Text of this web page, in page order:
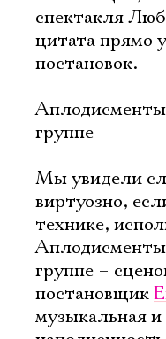
спектакля
цитата прямо
постановок.
Аплодисменты
группе
Мы увидели
виртуозно,
технике,
Аплодисменты
группе –
постановщик
музыкальная